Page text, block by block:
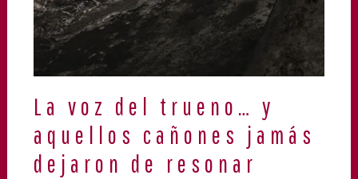
La voz del trueno… y
aquellos cañones jamás
dejaron de resonar